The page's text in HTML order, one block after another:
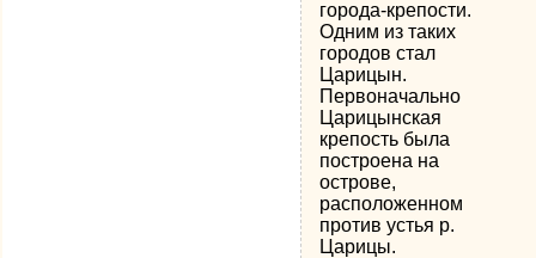
города-крепости.
Одним из таких
городов стал
Царицын.
Первоначально
Царицынская
крепость была
построена на
острове,
расположенном
против устья р.
Царицы.